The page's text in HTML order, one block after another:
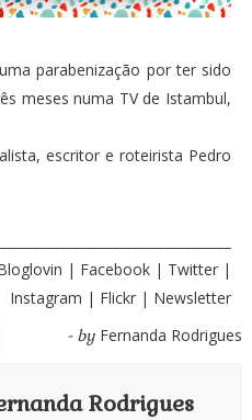
parabenização por ter sido
meses numa TV de Istambul,
escritor e roteirista Pedro
| Facebook | Twitter |
Instagram | Flickr | Newsletter
- by Fernanda Rodrigues
Rodrigues